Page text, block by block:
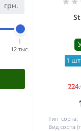
грн.
12 тыс.
1 шт
Тип сорта:
Вид сорта